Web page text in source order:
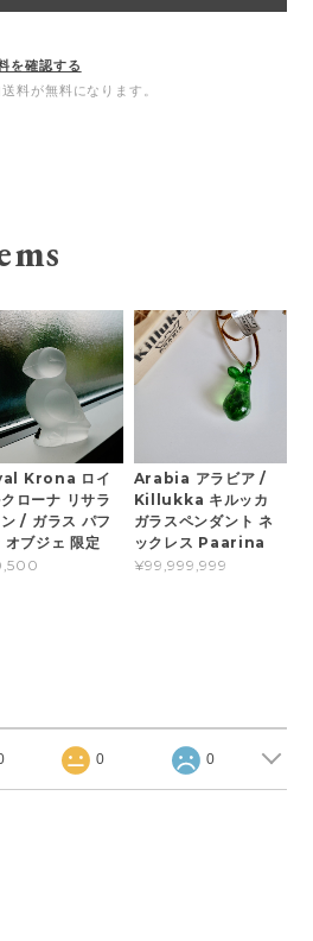
を確認する
料が無料になります。
Krona ロイ
ローナ リサラ
/ ガラス パフ
オブジェ 限定
Arabia アラビア /
Killukka キルッカ
ガラスペンダント ネ
ックレス Paarina
¥99,999,999
0 0